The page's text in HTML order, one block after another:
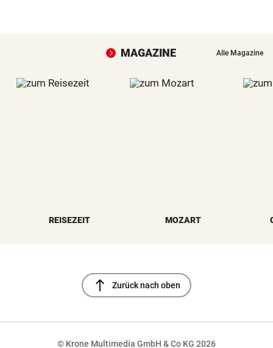
MAGAZINE Alle Magazine
REISEZEIT MOZART
north Zurück nach oben
© Krone Multimedia GmbH & Co KG 2026